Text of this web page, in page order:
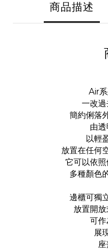
商品描述
Air
一改
簡約俐落
由
以輕
放置在任何
它可以依
多種顏色
邊櫃可獨
放置開
可
展